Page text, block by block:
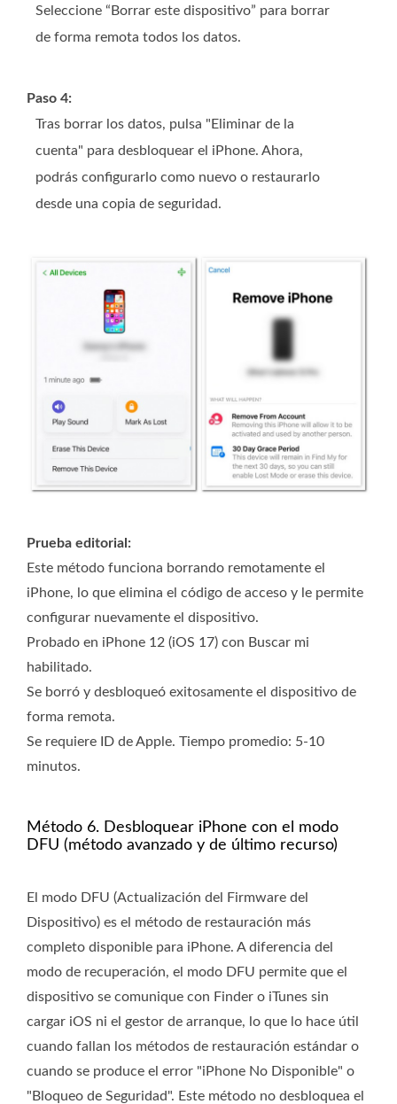
Seleccione “Borrar este dispositivo” para borrar
de forma remota todos los datos.
Paso 4:
Tras borrar los datos, pulsa "Eliminar de la
cuenta" para desbloquear el iPhone. Ahora,
podrás configurarlo como nuevo o restaurarlo
desde una copia de seguridad.
Prueba editorial:
Este método funciona borrando remotamente el
iPhone, lo que elimina el código de acceso y le permite
configurar nuevamente el dispositivo.
Probado en iPhone 12 (iOS 17) con Buscar mi
habilitado.
Se borró y desbloqueó exitosamente el dispositivo de
forma remota.
Se requiere ID de Apple. Tiempo promedio: 5-10
minutos.
Método 6. Desbloquear iPhone con el modo
DFU (método avanzado y de último recurso)
El modo DFU (Actualización del Firmware del
Dispositivo) es el método de restauración más
completo disponible para iPhone. A diferencia del
modo de recuperación, el modo DFU permite que el
dispositivo se comunique con Finder o iTunes sin
cargar iOS ni el gestor de arranque, lo que lo hace útil
cuando fallan los métodos de restauración estándar o
cuando se produce el error "iPhone No Disponible" o
"Bloqueo de Seguridad". Este método no desbloquea el